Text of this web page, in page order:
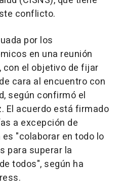
conflicto.
por los
en una reunión
el objetivo de fijar
cara al encuentro con
según confirmó el
El acuerdo está firmado
a excepción de
"colaborar en todo lo
para superar la
todos", según ha